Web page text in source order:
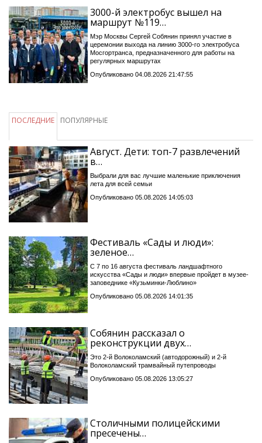
3000-й электробус вышел на
маршрут №119…
Мэр Москвы Сергей Собянин принял участие в
церемонии выхода на линию 3000-го электробуса
Мосгортранса, предназначенного для работы на
регулярных маршрутах
Опубликовано 04.08.2026 21:47:55
ПОСЛЕДНИЕ ПОПУЛЯРНЫЕ
Август. Дети: топ-7 развлечений
в…
Выбрали для вас лучшие маленькие приключения
лета для всей семьи
Опубликовано 05.08.2026 14:05:03
Фестиваль «Сады и люди»:
зеленое…
С 7 по 16 августа фестиваль ландшафтного
искусства «Сады и люди» впервые пройдет в музее-
заповеднике «Кузьминки-Люблино»
Опубликовано 05.08.2026 14:01:35
Собянин рассказал о
реконструкции двух…
Это 2-й Волоколамский (автодорожный) и 2-й
Волоколамский трамвайный путепроводы
Опубликовано 05.08.2026 13:05:27
Столичными полицейскими
пресечены…